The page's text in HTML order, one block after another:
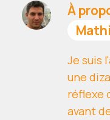
À
Je suis
une
réflexe
avant